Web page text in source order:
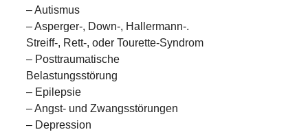
– Autismus
– Asperger-, Down-, Hallermann-.
Streiff-, Rett-, oder Tourette-Syndrom
– Posttraumatische
Belastungsstörung
– Epilepsie
– Angst- und Zwangsstörungen
– Depression